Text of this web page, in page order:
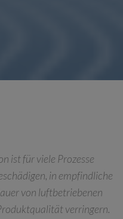
ist für viele Prozesse
in empfindliche
von luftbetriebenen
verringern.